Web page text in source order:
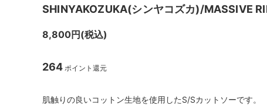
26A/W
SHINYAKOZUKA(シンヤコズカ)/MASSIVE
8,800円(税込)
264 ポイント還元
肌触りの良いコットン生地を使用したS/Sカットソーです。